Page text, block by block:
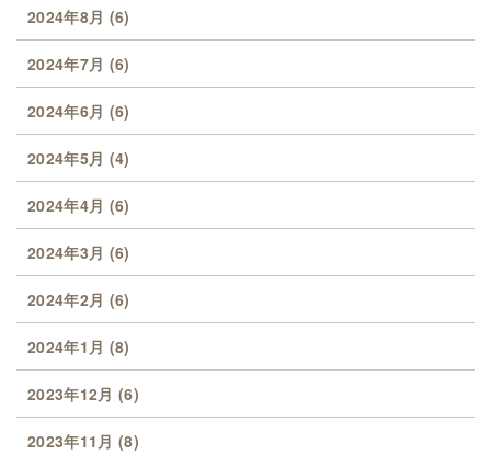
2024年8月 (6)
2024年7月 (6)
2024年6月 (6)
2024年5月 (4)
2024年4月 (6)
2024年3月 (6)
2024年2月 (6)
2024年1月 (8)
2023年12月 (6)
2023年11月 (8)